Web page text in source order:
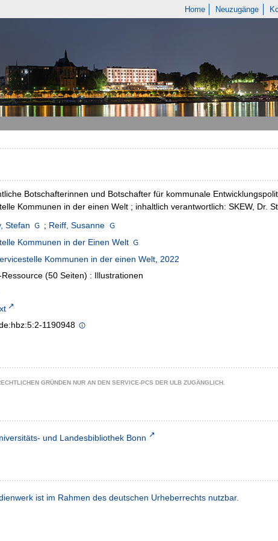
Home Neuzugänge
Botschafterinnen und Botschafter für kommunale
Kommunen in der einen Welt ; inhaltlich verantwortlich: SKEW, Dr.
Stefan ; Reiff, Susanne
Kommunen in der Einen Welt
Kommunen in der einen Welt, 2022
(50 Seiten) : Illustrationen
1190948
GRÜNDEN NUR AN DEN SERVICE-PCS DER ULB ZUGÄNGLICH.
und Landesbibliothek Bonn
ist im Rahmen des deutschen Urheberrechts nutzbar.